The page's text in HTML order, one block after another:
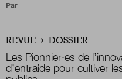
Par
REVUE DOSSIER
Les Pionnier·es de
d’entraide pour cultiver